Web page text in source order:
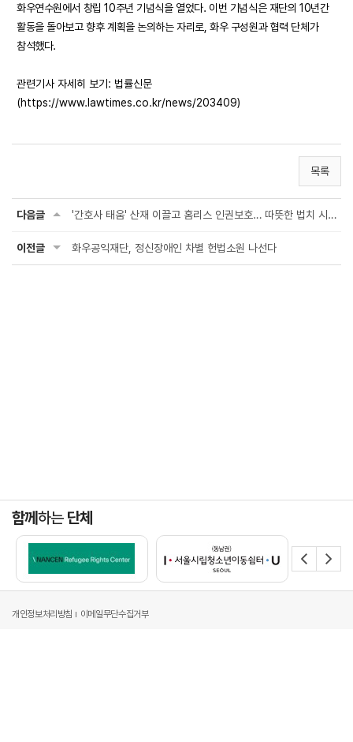
화우연수원에서 창립 10주년 기념식을 열었다. 이번 기념식은 재단의 10년간
활동을 돌아보고 향후 계획을 논의하는 자리로, 화우 구성원과 협력 단체가
참석했다.
관련기사 자세히 보기: 법률신문
(https://www.lawtimes.co.kr/news/203409)
목록
다음글 '간호사 태움' 산재 이끌고 홈리스 인권보호… 따뜻한 법치 시민사회 일궈 [2024 사회공...
이전글 화우공익재단, 정신장애인 차별 헌법소원 나선다
함께하는 단체
개인정보처리방침 이메일무단수집거부